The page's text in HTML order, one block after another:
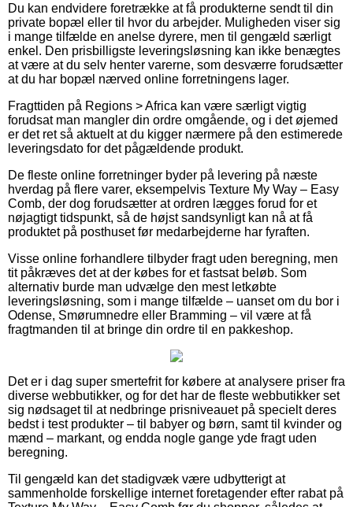
Du kan endvidere foretrække at få produkterne sendt til din
private bopæl eller til hvor du arbejder. Muligheden viser sig
i mange tilfælde en anelse dyrere, men til gengæld særligt
enkel. Den prisbilligste leveringsløsning kan ikke benægtes
at være at du selv henter varerne, som desværre forudsætter
at du har bopæl nærved online forretningens lager.
Fragttiden på Regions > Africa kan være særligt vigtig
forudsat man mangler din ordre omgående, og i det øjemed
er det ret så aktuelt at du kigger nærmere på den estimerede
leveringsdato for det pågældende produkt.
De fleste online forretninger byder på levering på næste
hverdag på flere varer, eksempelvis Texture My Way – Easy
Comb, der dog forudsætter at ordren lægges forud for et
nøjagtigt tidspunkt, så de højst sandsynligt kan nå at få
produktet på posthuset før medarbejderne har fyraften.
Visse online forhandlere tilbyder fragt uden beregning, men
tit påkræves det at der købes for et fastsat beløb. Som
alternativ burde man udvælge den mest letkøbte
leveringsløsning, som i mange tilfælde – uanset om du bor i
Odense, Smørumnedre eller Bramming – vil være at få
fragtmanden til at bringe din ordre til en pakkeshop.
Det er i dag super smertefrit for købere at analysere priser fra
diverse webbutikker, og for det har de fleste webbutikker set
sig nødsaget til at nedbringe prisniveauet på specielt deres
bedst i test produkter – til babyer og børn, samt til kvinder og
mænd – markant, og endda nogle gange yde fragt uden
beregning.
Til gengæld kan det stadigvæk være udbytterigt at
sammenholde forskellige internet foretagender efter rabat på